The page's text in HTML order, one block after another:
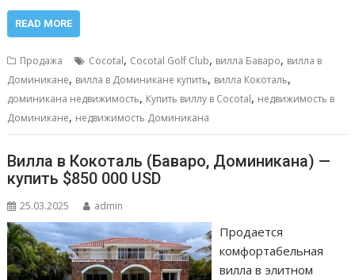
e
b
o
o
k
ai
s
A
p
p
e
n
g
er
р
а
в
и
т
READ MORE
Продажа Cocotal, Cocotal Golf Club, вилла Баваро, вилла в
Доминикане, вилла в Доминикане купить, вилла Кокоталь,
доминикана недвижимость, Купить виллу в Cocotal, недвижимость в
Доминикане, недвижимость Доминикана
Вилла в Кокоталь (Баваро, Доминикана) —
купить $850 000 USD
25.03.2025 admin
Продается
комфортабельная
вилла в элитном